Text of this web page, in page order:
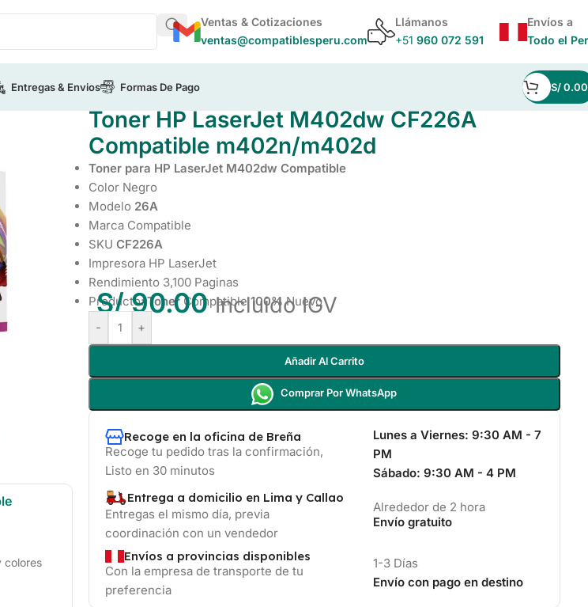
Ventas & Cotizaciones
ventas@compatiblesperu.com
Llámanos
+51 960 072 591
Envíos a
Todo el
Entregas & Envios Formas De Pago S/0.00
colores
Toner HP LaserJet M402dw CF226A
Compatible m402n/m402d
Toner para HP LaserJet M402dw Compatible
Color Negro
Modelo 26A
Marca Compatible
SKU CF226A
Impresora HP LaserJet
Rendimiento 3,100 Paginas
Producto:TonerCompatible100%Nuevo
S/90.00 Incluido IGV
- +
Añadir Al Carrito
Comprar Por WhatsApp
Recoge en la oficina de Breña
Recoge tu pedido tras la confirmación,
Listo en 30 minutos
Lunes a Viernes: 9:30 AM - 7
PM
Sábado: 9:30 AM - 4 PM
Entrega a domicilio en Lima y Callao
Entregas el mismo día, previa
coordinación con un vendedor
Alrededor de 2 hora
Envío gratuito
Envíos a provincias disponibles
Con la empresa de transporte de tu
preferencia
1-3 Días
Envío con pago en destino